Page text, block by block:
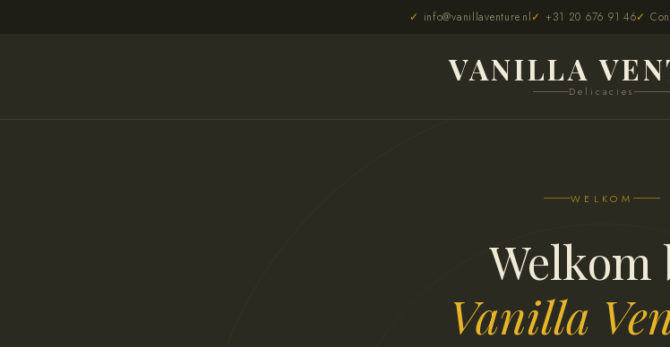
info@vanillaventure.nl +31 20 676 91 46
VANILLA
Delicacies
WELKOM
Welkom
Vanilla